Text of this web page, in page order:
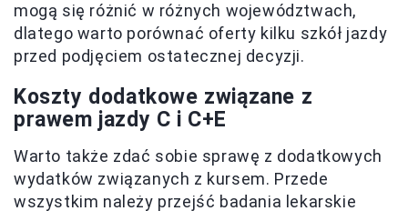
mogą się różnić w różnych województwach,
dlatego warto porównać oferty kilku szkół jazdy
przed podjęciem ostatecznej decyzji.
Koszty dodatkowe związane z
prawem jazdy C i C+E
Warto także zdać sobie sprawę z dodatkowych
wydatków związanych z kursem. Przede
wszystkim należy przejść badania lekarskie